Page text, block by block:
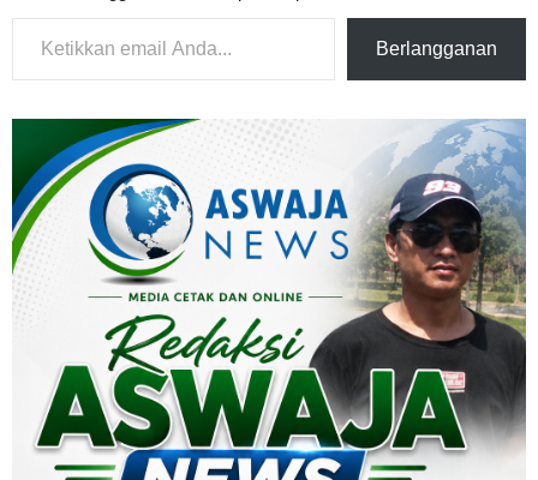
Ketikkan email Anda...
Berlangganan